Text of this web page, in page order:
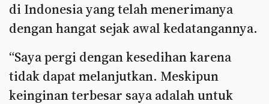
di Indonesia yang telah menerimanya
dengan hangat sejak awal kedatangannya.
“Saya pergi dengan kesedihan karena
tidak dapat melanjutkan. Meskipun
keinginan terbesar saya adalah untuk